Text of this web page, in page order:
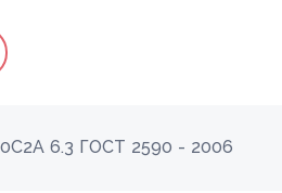
6.3 ГОСТ 2590 - 2006